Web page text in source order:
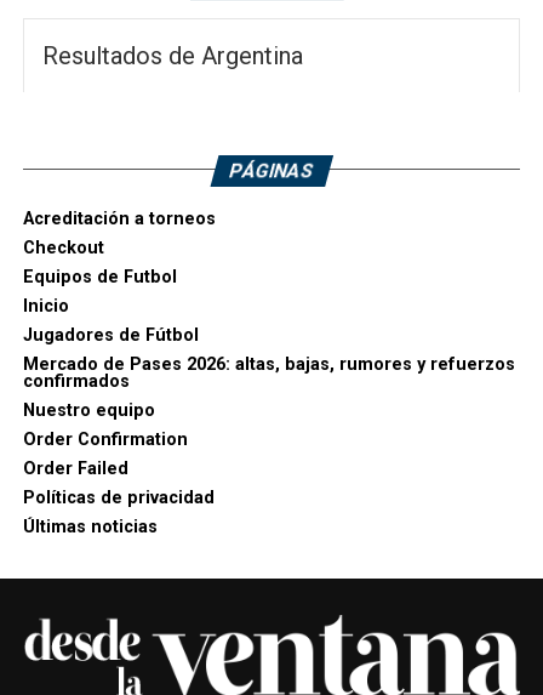
Resultados de Argentina
PÁGINAS
Acreditación a torneos
Checkout
Equipos de Futbol
Inicio
Jugadores de Fútbol
Mercado de Pases 2026: altas, bajas, rumores y refuerzos
confirmados
Nuestro equipo
Order Confirmation
Order Failed
Políticas de privacidad
Últimas noticias